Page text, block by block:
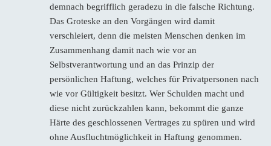
demnach begrifflich geradezu in die falsche Richtung.
Das Groteske an den Vorgängen wird damit
verschleiert, denn die meisten Menschen denken im
Zusammenhang damit nach wie vor an
Selbstverantwortung und an das Prinzip der
persönlichen Haftung, welches für Privatpersonen nach
wie vor Gültigkeit besitzt. Wer Schulden macht und
diese nicht zurückzahlen kann, bekommt die ganze
Härte des geschlossenen Vertrages zu spüren und wird
ohne Ausfluchtmöglichkeit in Haftung genommen.